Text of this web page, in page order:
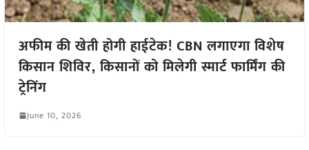
अफीम की खेती होगी हाईटेक! CBN लगाएगा विशेष
किसान शिविर, किसानों को मिलेगी स्मार्ट फार्मिंग की
ट्रेनिंग
June 10, 2026